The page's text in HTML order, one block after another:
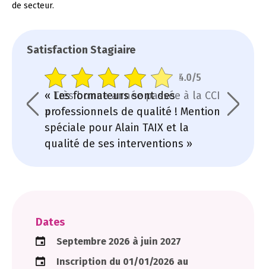
Dates
Septembre 2026 à juin 2027
Inscription du 01/01/2026 au
de secteur.
Satisfaction Stagiaire
5.0/5
« Très bonne année passée à la CCI
»
4.0/5
« Les formateurs sont des
professionnels de qualité ! Mention
spéciale pour Alain TAIX et la
qualité de ses interventions »
« Très